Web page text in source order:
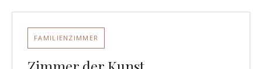
FAMILIENZIMMER